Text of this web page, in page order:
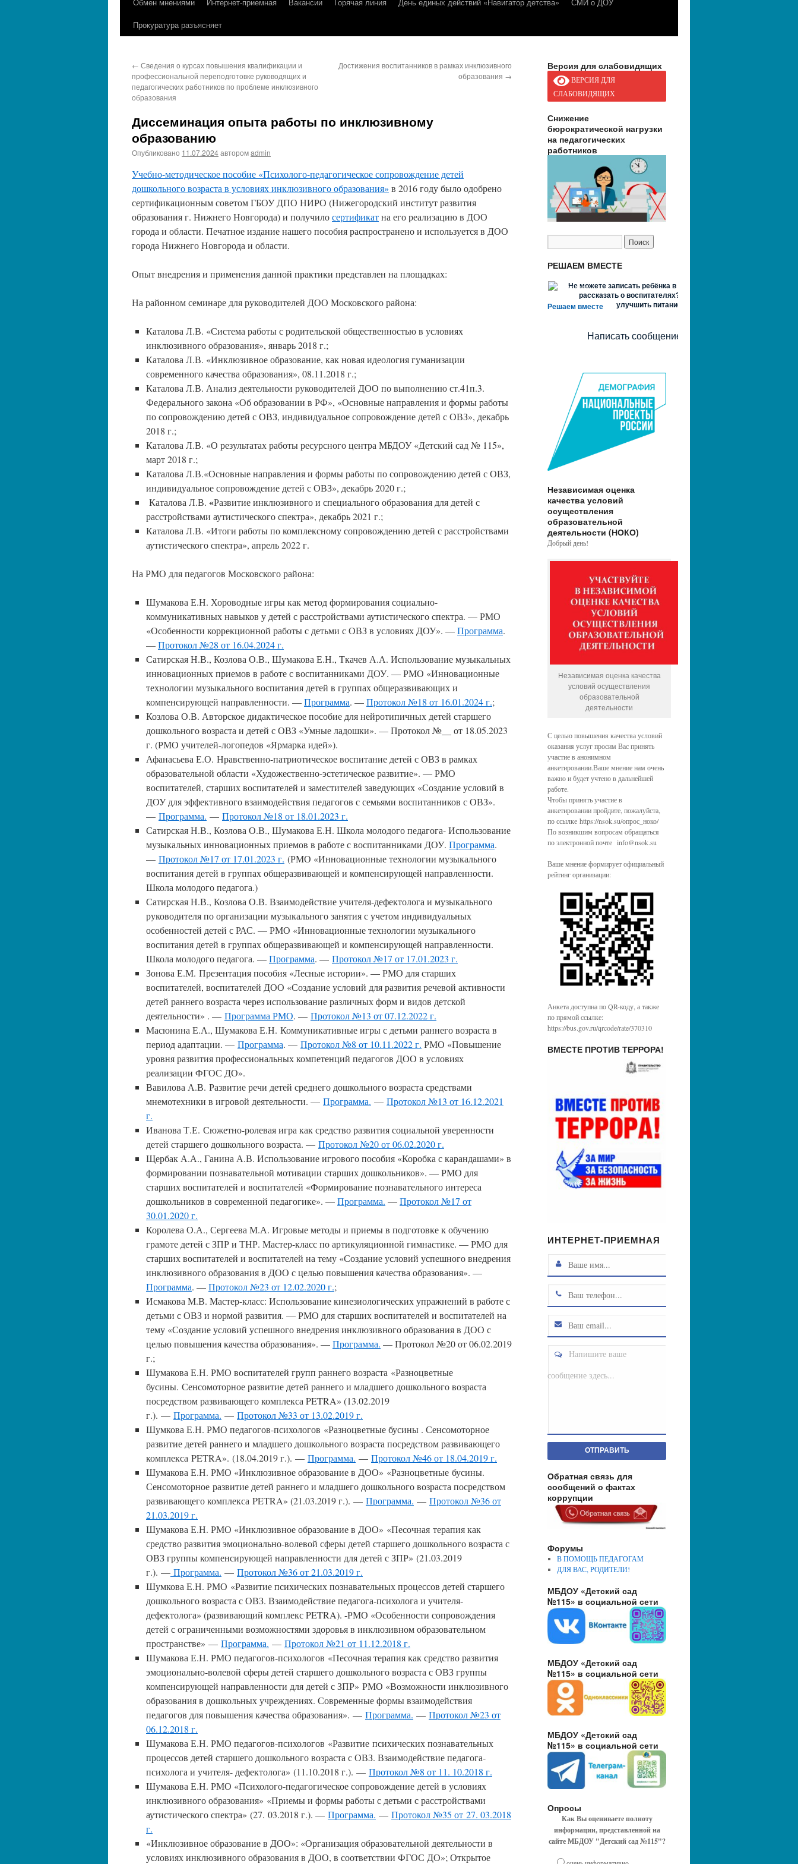
Прокуратура разъясняет
← Сведения о курсах повышения квалификации и
профессиональной переподготовке руководящих и
педагогических работников по проблеме инклюзивного
образования
Достижения воспитанников в рамках инклюзивного
образования →
Диссеминация опыта работы по инклюзивному
образованию
Опубликовано 11.07.2024авторомadmin
Учебно-методическое пособие «Психолого-педагогическое сопровождение детей
дошкольного возраста в условиях инклюзивного образования» в 2016 году было одобрено
сертификационным советом ГБОУ ДПО НИРО (Нижегородский институт развития
образования г. Нижнего Новгорода) и получилосертификатна его реализацию в ДОО
города и области. Печатное издание нашего пособия распространено и используется в ДОО
города Нижнего Новгорода и области.
Опыт внедрения и применения данной практики представлен на площадках:
На районном семинаре для руководителей ДОО Московского района:
Каталова Л.В. «Система работы с родительской общественностью в условиях
инклюзивного образования», январь 2018 г.;
Каталова Л.В. «Инклюзивное образование, как новая идеология гуманизации
современного качества образования», 08.11.2018 г.;
Каталова Л.В. Анализ деятельности руководителей ДОО по выполнению ст.41п.3.
Федерального закона «Об образовании в РФ», «Основные направления и формы работы
по сопровождению детей с ОВЗ, индивидуальное сопровождение детей с ОВЗ», декабрь
2018 г.;
Каталова Л.В. «О результатах работы ресурсного центра МБДОУ «Детский сад № 115»,
март 2018 г.;
Каталова Л.В.«Основные направления и формы работы по сопровождению детей с ОВЗ,
индивидуальное сопровождение детей с ОВЗ», декабрь 2020 г.;
Каталова Л.В. «Развитие инклюзивного и специального образования для детей с
расстройствами аутистического спектра», декабрь 2021 г.;
Каталова Л.В. «Итоги работы по комплексному сопровождению детей с расстройствами
аутистического спектра», апрель 2022 г.
На РМО для педагогов Московского района:
Шумакова Е.Н. Хороводные игры как метод формирования социально-
коммуникативных навыков у детей с расстройствами аутистического спектра. — РМО
«Особенности коррекционной работы с детьми с ОВЗ в условиях ДОУ». —Программа.
—Протокол №28 от 16.04.2024 г.
Сатирская Н.В., Козлова О.В., Шумакова Е.Н., Ткачев А.А. Использование музыкальных
инновационных приемов в работе с воспитанниками ДОУ. — РМО «Инновационные
технологии музыкального воспитания детей в группах общеразвивающих и
компенсирующей направленности. —Программа. —Протокол №18 от 16.01.2024 г.;
Козлова О.В. Авторское дидактическое пособие для нейротипичных детей старшего
дошкольного возраста и детей с ОВЗ «Умные ладошки». — Протокол №__ от 18.05.2023
г. (РМО учителей-логопедов «Ярмарка идей»).
Афанасьева Е.О. Нравственно-патриотическое воспитание детей с ОВЗ в рамках
образовательной области «Художественно-эстетическое развитие». — РМО
воспитателей, старших воспитателей и заместителей заведующих «Создание условий в
ДОУ для эффективного взаимодействия педагогов с семьями воспитанников с ОВЗ».
— Программа. — Протокол №18 от 18.01.2023 г.
Сатирская Н.В., Козлова О.В., Шумакова Е.Н. Школа молодого педагога- Использование
музыкальных инновационных приемов в работе с воспитанниками ДОУ. Программа.
— Протокол №17 от 17.01.2023 г. (РМО «Инновационные технологии музыкального
воспитания детей в группах общеразвивающей и компенсирующей направленности.
Школа молодого педагога.)
Сатирская Н.В., Козлова О.В. Взаимодействие учителя-дефектолога и музыкального
руководителя по организации музыкального занятия с учетом индивидуальных
особенностей детей с РАС. — РМО «Инновационные технологии музыкального
воспитания детей в группах общеразвивающей и компенсирующей направленности.
Школа молодого педагога. —Программа. — Протокол №17 от 17.01.2023 г.
Зонова Е.М. Презентация пособия «Лесные истории». — РМО для старших
воспитателей, воспитателей ДОО «Создание условий для развития речевой активности
детей раннего возраста через использование различных форм и видов детской
деятельности» . — Программа РМО. — Протокол №13 от 07.12.2022 г.
Масюнина Е.А., Шумакова Е.Н. Коммуникативные игры с детьми раннего возраста в
период адаптации. — Программа. — Протокол №8 от 10.11.2022 г. РМО «Повышение
уровня развития профессиональных компетенций педагогов ДОО в условиях
реализации ФГОС ДО».
Вавилова А.В. Развитие речи детей среднего дошкольного возраста средствами
мнемотехники в игровой деятельности. — Программа. — Протокол №13 от 16.12.2021
г.
Иванова Т.Е. Сюжетно-ролевая игра как средство развития социальной уверенности
детей старшего дошкольного возраста. — Протокол №20 от 06.02.2020 г.
Щербак А.А., Ганина А.В. Использование игрового пособия «Коробка с карандашами» в
формировании познавательной мотивации старших дошкольников». — РМО для
старших воспитателей и воспитателей «Формирование познавательного интереса
дошкольников в современной педагогике». —Программа. —Протокол №17 от
30.01.2020 г.
Королева О.А., Сергеева М.А. Игровые методы и приемы в подготовке к обучению
грамоте детей с ЗПР и ТНР. Мастер-класс по артикуляционной гимнастике. — РМО для
старших воспитателей и воспитателей на тему «Создание условий успешного внедрения
инклюзивного образования в ДОО с целью повышения качества образования». —
Программа. —Протокол №23 от 12.02.2020 г.;
Исмакова М.В. Мастер-класс: Использование кинезиологических упражнений в работе с
детьми с ОВЗ и нормой развития. — РМО для старших воспитателей и воспитателей на
тему «Создание условий успешного внедрения инклюзивного образования в ДОО с
целью повышения качества образования». —Программа. — Протокол №20 от 06.02.2019
г.;
Шумакова Е.Н. РМО воспитателей групп раннего возраста «Разноцветные
бусины. Сенсомоторное развитие детей раннего и младшего дошкольного возраста
посредством развивающего комплекса PETRA» (13.02.2019
г.). — Программа. — Протокол №33 от 13.02.2019 г.
Шумкова Е.Н. РМО педагогов-психологов «Разноцветные бусины . Сенсомоторное
развитие детей раннего и младшего дошкольного возраста посредством развивающего
комплекса PETRA». (18.04.2019 г.). — Программа. — Протокол №46 от 18.04.2019 г.
Шумакова Е.Н. РМО «Инклюзивное образование в ДОО» «Разноцветные бусины.
Сенсомоторное развитие детей раннего и младшего дошкольного возраста посредством
развивающего комплекса PETRA» (21.03.2019 г.). — Программа. — Протокол №36 от
21.03.2019 г.
Шумакова Е.Н. РМО «Инклюзивное образование в ДОО» «Песочная терапия как
средство развития эмоционально-волевой сферы детей старшего дошкольного возраста с
ОВЗ группы компенсирующей направленности для детей с ЗПР» (21.03.2019
г.). — Программа. — Протокол №36 от 21.03.2019 г.
Шумкова Е.Н. РМО «Развитие психических познавательных процессов детей старшего
дошкольного возраста с ОВЗ. Взаимодействие педагога-психолога и учителя-
дефектолога» (развивающий комплекс PETRA). -РМО «Особенности сопровождения
детей с ограниченными возможностями здоровья в инклюзивном образовательном
пространстве» — Программа. — Протокол №21 от 11.12.2018 г.
Шумакова Е.Н. РМО педагогов-психологов «Песочная терапия как средство развития
эмоционально-волевой сферы детей старшего дошкольного возраста с ОВЗ группы
компенсирующей направленности для детей с ЗПР» РМО «Возможности инклюзивного
образования в дошкольных учреждениях. Современные формы взаимодействия
педагогов для повышения качества образования». — Программа. — Протокол №23 от
06.12.2018 г.
Шумакова Е.Н. РМО педагогов-психологов «Развитие психических познавательных
процессов детей старшего дошкольного возраста с ОВЗ. Взаимодействие педагога-
психолога и учителя- дефектолога» (11.10.2018 г.). — Протокол №8 от 11. 10.2018 г.
Шумакова Е.Н. РМО «Психолого-педагогическое сопровождение детей в условиях
инклюзивного образования» «Приемы и формы работы с детьми с расстройствами
аутистического спектра» (27. 03.2018 г.). — Программа. — Протокол №35 от 27. 03.2018
г.
«Инклюзивное образование в ДОО»: «Организация образовательной деятельности в
условиях инклюзивного образования в ДОО, в соответствии ФГОС ДО»; Открытое
Версия для слабовидящих
ВЕРСИЯ ДЛЯ
СЛАБОВИДЯЩИХ
Снижение
бюрократической нагрузки
на педагогических
работников
РЕШАЕМ ВМЕСТЕ
Решаем вместе
Не можете записать ребёнка в сад? Хотите
рассказать о воспитателях? Знаете, как
улучшить питание и занятия?
Написать сообщение
Независимая оценка
качества условий
осуществления
образовательной
деятельности (НОКО)
Добрый день!
Независимая оценка качества
условий осуществления
образовательной
деятельности
С целью повышения качества условий
оказания услуг просим Вас принять
участие в анонимном
анкетировании.Ваше мнение нам очень
важно и будет учтено в дальнейшей
работе.
Чтобы принять участие в
анкетировании пройдите, пожалуйста,
по ссылке https://nsok.su/опрос_ноко/
По возникшим вопросам обращаться
по электронной почте info@nsok.su
Ваше мнение формирует официальный
рейтинг организации:
Анкета доступна по QR-коду, а также
по прямой ссылке:
https://bus.gov.ru/qrcode/rate/370310
ВМЕСТЕ ПРОТИВ ТЕРРОРА!
ИНТЕРНЕТ-ПРИЕМНАЯ
Напишите ваше
сообщение здесь...
ОТПРАВИТЬ
Обратная связь для
сообщений о фактах
коррупции
Форумы
В ПОМОЩЬ ПЕДАГОГАМ
ДЛЯ ВАС, РОДИТЕЛИ!
МБДОУ «Детский сад
№115» в социальной сети
МБДОУ «Детский сад
№115» в социальной сети
МБДОУ «Детский сад
№115» в социальной сети
Опросы
Как Вы оцениваете полноту
информации, представленной на
сайте МБДОУ "Детский сад №115"?